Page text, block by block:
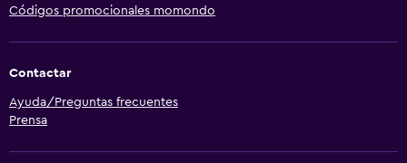
Códigos promocionales momondo
Contactar
Ayuda/Preguntas frecuentes
Prensa